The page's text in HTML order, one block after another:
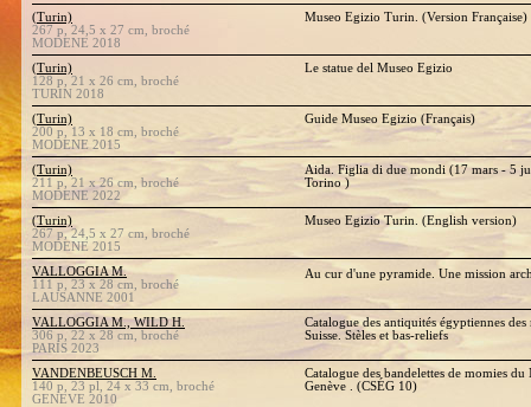
(Turin)
267 p, 24,5 x 27 cm, broché
MODENE 2018
Museo Egizio Turin. (Version Française)
(Turin)
128 p, 21 x 26 cm, broché
TURIN 2018
Le statue del Museo Egizio
(Turin)
200 p, 13 x 18 cm, broché
MODENE 2015
Guide Museo Egizio (Français)
(Turin)
211 p, 21 x 26 cm, broché
MODENE 2022
Aida. Figlia di due mondi (17 mars - 5
Torino )
(Turin)
267 p, 24,5 x 27 cm, broché
MODENE 2015
Museo Egizio Turin. (English version)
VALLOGGIA M.
111 p, 23 x 28 cm, broché
LAUSANNE 2001
Au cur d'une pyramide. Une mission
VALLOGGIA M., WILD H.
306 p, 22 x 28 cm, broché
PARIS 2023
Catalogue des antiquités égyptiennes des
Suisse. Stèles et bas-reliefs
VANDENBEUSCH M.
140 p, 23 pl, 24 x 33 cm, broché
GENEVE 2010
Catalogue des bandelettes de momies
Genève . (CSÉG 10)